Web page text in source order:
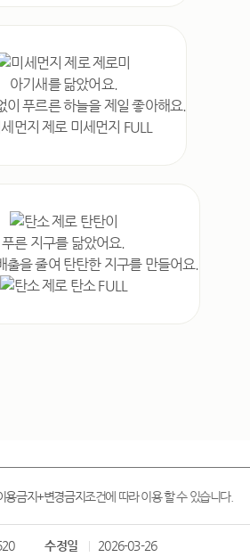
아기새를 닮았어요.
이푸르른 하늘을 제일 좋아해요.
푸른 지구를 닮았어요.
출을 줄여 탄탄한 지구를 만들어요.
용금지+변경금지조건에 따라 이용 할 수 있습니다.
수정일 2026-03-26